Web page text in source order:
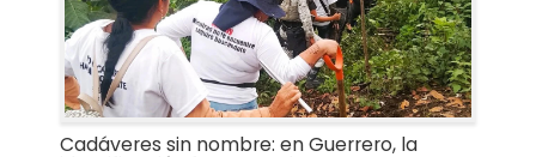
Cadáveres sin nombre: en Guerrero, la